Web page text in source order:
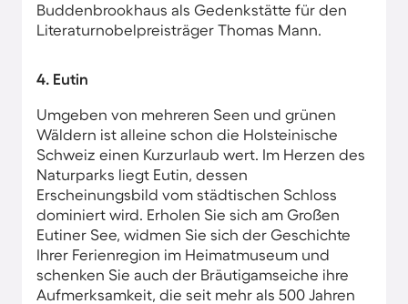
Buddenbrookhaus als Gedenkstätte für den
Literaturnobelpreisträger Thomas Mann.
4. Eutin
Umgeben von mehreren Seen und grünen
Wäldern ist alleine schon die Holsteinische
Schweiz einen Kurzurlaub wert. Im Herzen des
Naturparks liegt Eutin, dessen
Erscheinungsbild vom städtischen Schloss
dominiert wird. Erholen Sie sich am Großen
Eutiner See, widmen Sie sich der Geschichte
Ihrer Ferienregion im Heimatmuseum und
schenken Sie auch der Bräutigamseiche ihre
Aufmerksamkeit, die seit mehr als 500 Jahren